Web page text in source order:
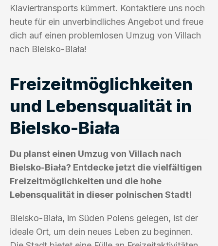
Klaviertransports kümmert. Kontaktiere uns noch
heute für ein unverbindliches Angebot und freue
dich auf einen problemlosen Umzug von Villach
nach Bielsko-Biała!
Freizeitmöglichkeiten
und Lebensqualität in
Bielsko-Biała
Du planst einen Umzug von Villach nach
Bielsko-Biała? Entdecke jetzt die vielfältigen
Freizeitmöglichkeiten und die hohe
Lebensqualität in dieser polnischen Stadt!
Bielsko-Biała, im Süden Polens gelegen, ist der
ideale Ort, um dein neues Leben zu beginnen.